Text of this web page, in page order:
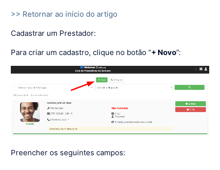
>> Retornar ao início do artigo
Cadastrar um Prestador:
Para criar um cadastro, clique no botão “+ Novo”:
Preencher os seguintes campos: